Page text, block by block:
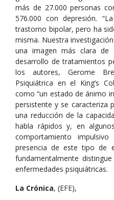
más de 27.000 personas
576.000 con depresión.
trastorno bipolar, pero ha
misma. Nuestra
una imagen más clara
desarrollo de tratamientos
los autores, Gerome
Psiquiátrica en el King’s
como “un estado de ánimo
persistente y se caracteriza
una reducción de la
habla rápidos y, en
comportamiento
presencia de este tipo de
fundamentalmente
enfermedades psiquiátricas.
La Crónica, (EFE),